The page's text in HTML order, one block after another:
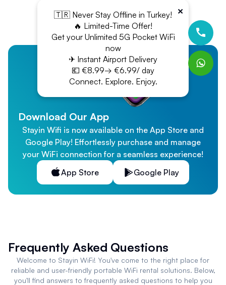
Download Our App
Stayin Wifi is now available on the App Store and
Google Play! Effortlessly purchase and manage
your WiFi connection for a seamless experience!
App Store
Google Play
Frequently Asked Questions
Welcome to Stayin WiFi! You've come to the right place for
reliable and user-friendly portable WiFi rental solutions. Below,
you'll find answers to frequently asked questions to help you
×
🇹🇷 Never Stay Offline in Turkey!
🔥 Limited-Time Offer!
Get your Unlimited 5G Pocket WiFi
now
✈ Instant Airport Delivery
💶 €8.99→ €6.99/ day
Connect. Explore. Enjoy.